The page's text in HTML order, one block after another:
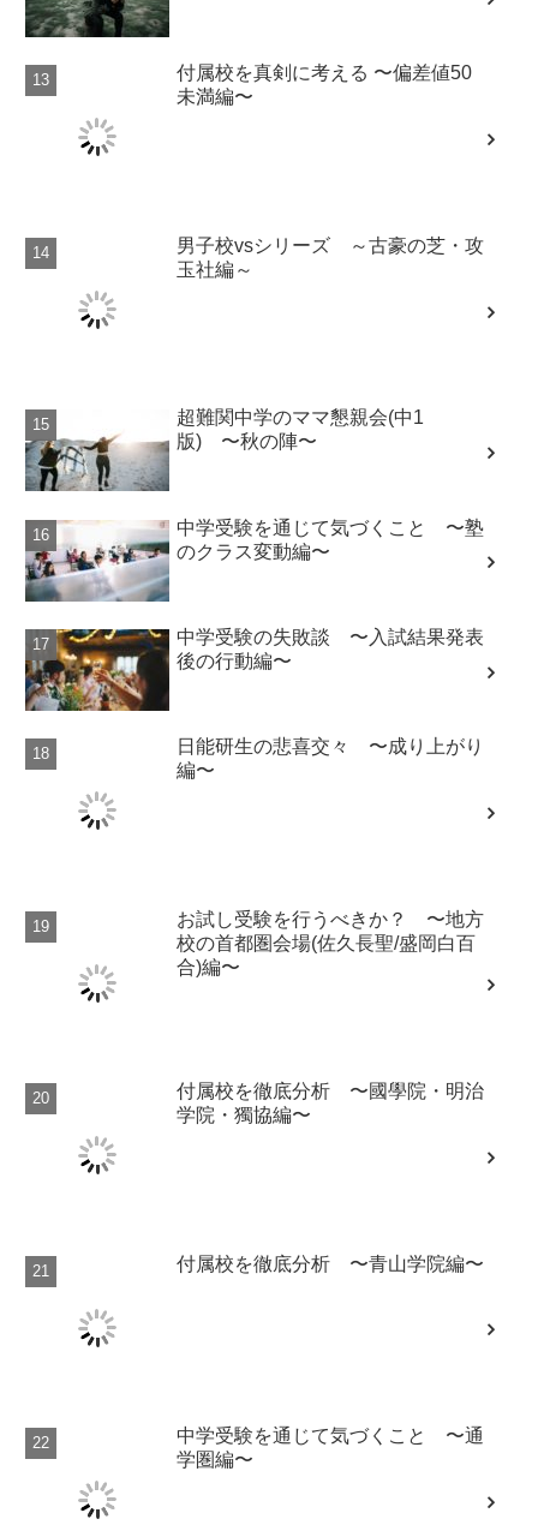
付属校を真剣に考える 〜偏差値50
未満編〜
男子校vsシリーズ ～古豪の芝・攻
玉社編～
超難関中学のママ懇親会(中1
版) 〜秋の陣〜
中学受験を通じて気づくこと 〜塾
のクラス変動編〜
中学受験の失敗談 〜入試結果発表
後の行動編〜
日能研生の悲喜交々 〜成り上がり
編〜
お試し受験を行うべきか？ 〜地方
校の首都圏会場(佐久長聖/盛岡白百
合)編〜
付属校を徹底分析 〜國學院・明治
学院・獨協編〜
付属校を徹底分析 〜青山学院編〜
中学受験を通じて気づくこと 〜通
学圏編〜